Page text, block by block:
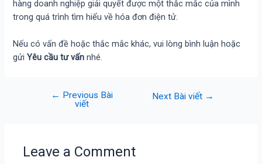
hàng doanh nghiệp giải quyết được một thắc mắc của mình
trong quá trình tìm hiểu về hóa đơn điện tử.
Nếu có vấn đề hoặc thắc mắc khác, vui lòng bình luận hoặc
gửiYêu cầu tư vấn nhé.
← Previous Bài
viết
Next Bài viết →
Leave a Comment